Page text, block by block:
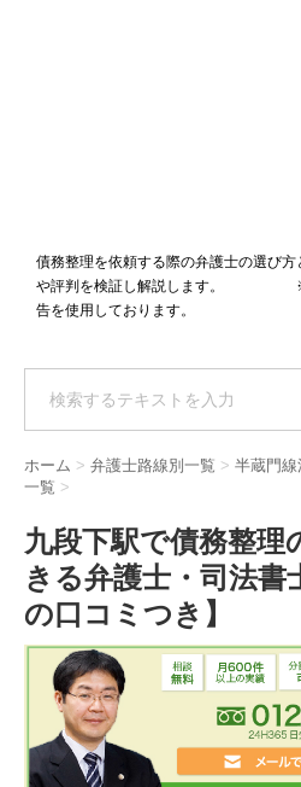
債務整理を依頼する際の弁護士の選び方
や評判を検証し解説します。 ※当
告を使用しております。
ホーム > 弁護士路線別一覧 > 半蔵門
一覧 >
九段下駅で債務整理
きる弁護士・司法書
の口コミつき】